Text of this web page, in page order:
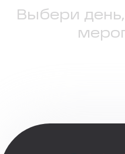
Выбери